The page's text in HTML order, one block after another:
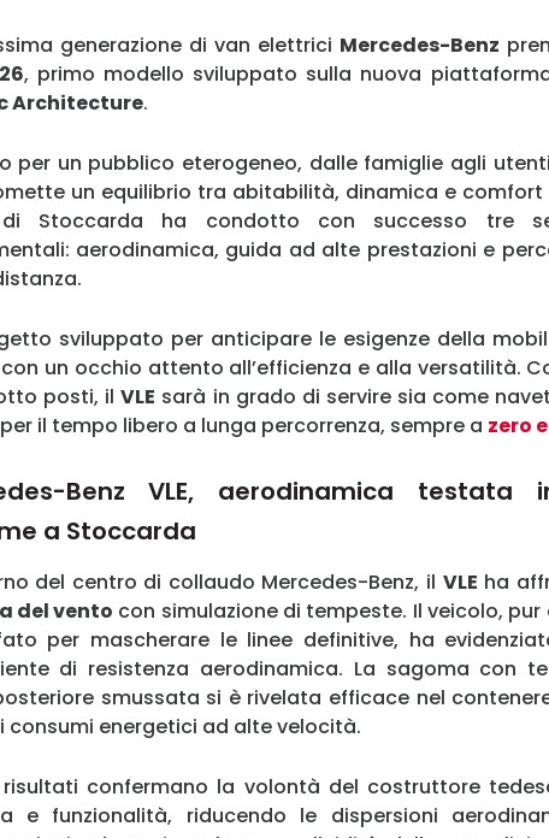
generazione di van elettrici Mercedes-Benz
, primo modello sviluppato sulla nuova
Architecture.
per un pubblico eterogeneo, dalle famiglie agli
un equilibrio tra abitabilità, dinamica e comfort
Stoccarda ha condotto con successo tre
aerodinamica, guida ad alte prestazioni e
sviluppato per anticipare le esigenze della
un occhio attento all’efficienza e alla versatilità.
posti, ilVLE sarà in grado di servire sia come
il tempo libero a lunga percorrenza, sempre a zero
Benz VLE, aerodinamica testata
a Stoccarda
del centro di collaudo Mercedes-Benz, il VLE ha
del vento con simulazione di tempeste. Il veicolo,
per mascherare le linee definitive, ha
di resistenza aerodinamica. La sagoma con
smussata si è rivelata efficace nel
consumi energetici ad alte velocità.
risultati confermano la volontà del costruttore
e funzionalità, riducendo le dispersioni